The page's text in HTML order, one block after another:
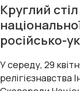
Круглий
російсько-
У середу, 29
релігієзнавства